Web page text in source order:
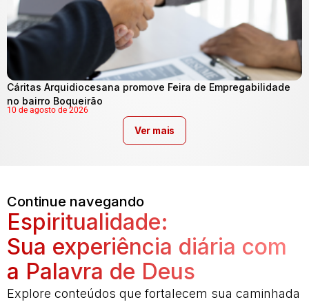
Cáritas Arquidiocesana promove Feira de Empregabilidade
no bairro Boqueirão
10 de agosto de 2026
Ver mais
Continue navegando
Espiritualidade:
Sua experiência diária com
a Palavra de Deus
Explore conteúdos que fortalecem sua caminhada